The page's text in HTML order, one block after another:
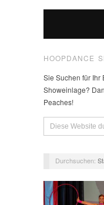
HOOPDANCE
Sie Suchen für Ihr
Showeinlage?
Peaches!
Durchsuchen: